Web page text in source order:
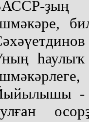
ҙың
һаулыҡ
-